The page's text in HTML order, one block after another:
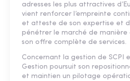
adresses les plus attractives
vient renforcer l’empreinte
et atteste de son expertise et
pénétrer le marché de
son offre complète de services.
Concernant la gestion de SCPI
Gestion poursuit son
et maintien un pilotage